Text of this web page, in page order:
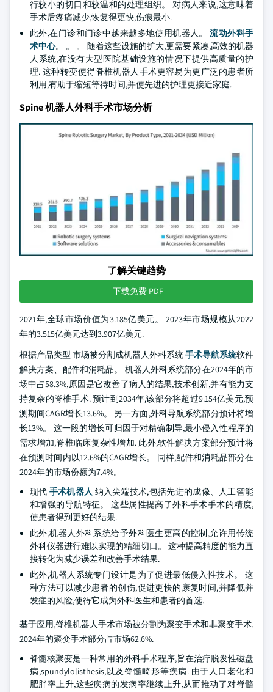
行较小的切口和较温和的处理组织。 对病人来说,这意味着
手术后疼痛减少,恢复得更快,伤痕最小.
此外,在门诊和门诊中越来越多地使用机器人。流动外科手
术中心。 。 。 随着这些设施的扩大,更需要紧凑,高效的机器
人系统,在没有大型医院基础设施的情况下提供高质量的护
理. 这种转变使得脊椎机器人手术更容易为更广泛的患者所
利用,有助于缩短等待时间,并使先进的护理更接近家庭.
Spine 机器人外科手术市场分析
了解关键趋势
下载免费 PDF
2021年,全球市场价值为3.185亿美元。 2023年市场规模从2022
年的3.515亿美元达到3.907亿美元.
根据产品类型 市场被分割成机器人外科系统手术导航系统软件
解决方案、配件和消耗品。 机器人外科系统部分在2024年的市
场中占58.3%,原因是它改善了病人的结果,技术创新,并有能力支
持复杂的脊椎手术. 预计到2034年,该部分将超过9.154亿美元,预
测期间CAGR增长13.6%。 另一方面,外科导航系统部分预计将增
长13%。 这一段的增长可归因于对精确制导,最小侵入性程序的
需求增加,脊椎临床复杂性增加. 此外,软件解决方案部分预计将
在预测时间内以12.6%的CAGR增长。 同样,配件和消耗品部分在
2024年的市场份额为7.4%。
现代 手术机器人 纳入尖端技术,包括先进的成像、人工智能
和增强的导航特征。 这些属性提高了外科手术手术的精度,
使患者得到更好的结果.
此外,机器人外科系统给予外科医生更高的控制,允许用传统
外科仪器进行难以实现的精细切口。 这种提高精度的能力直
接转化为减少误差和改善手术结果.
此外,机器人系统专门设计是为了促进最低侵入性技术。 这
种方法可以减少患者的创伤,促进更快的康复时间,并降低并
发症的风险,使得它成为外科医生和患者的首选.
基于应用,脊椎机器人手术市场被分割为聚变手术和非聚变手术.
2024年的聚变手术部分占市场62.6%.
脊髓核聚变是一种常用的外科手术程序,旨在治疗脱发性磁盘
病,spundylolisthesis,以及脊髓畸形等疾病. 由于人口老化和
肥胖率上升,这些疾病的发病率继续上升,从而推动了对脊髓